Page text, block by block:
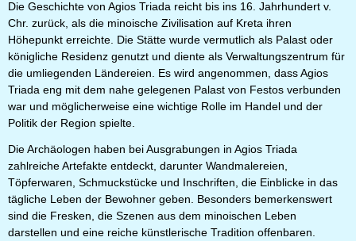
Die Geschichte von Agios Triada reicht bis ins 16. Jahrhundert v.
Chr. zurück, als die minoische Zivilisation auf Kreta ihren
Höhepunkt erreichte. Die Stätte wurde vermutlich als Palast oder
königliche Residenz genutzt und diente als Verwaltungszentrum für
die umliegenden Ländereien. Es wird angenommen, dass Agios
Triada eng mit dem nahe gelegenen Palast von Festos verbunden
war und möglicherweise eine wichtige Rolle im Handel und der
Politik der Region spielte.
Die Archäologen haben bei Ausgrabungen in Agios Triada
zahlreiche Artefakte entdeckt, darunter Wandmalereien,
Töpferwaren, Schmuckstücke und Inschriften, die Einblicke in das
tägliche Leben der Bewohner geben. Besonders bemerkenswert
sind die Fresken, die Szenen aus dem minoischen Leben
darstellen und eine reiche künstlerische Tradition offenbaren.